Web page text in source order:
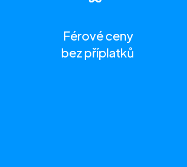
Férové ceny
bez příplatků